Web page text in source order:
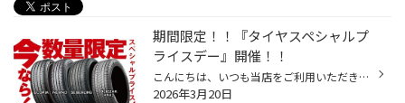
期間限定！！『タイヤスペシャルプ
ライスデー』開催！！
こんにちは、いつも当店をご利用いただきましてありがとうございます。 3/20(金)～3/29(日)まで、コクピット・タイヤ館におきまして、 期間限定！ サイズ限定！！ 数量限定！！！ お得にお買い求めいただける、「タイヤスペシャルプライスデー」がスタートします！ お得なタイヤのご紹介！！ ワゴン...
2026年3月20日